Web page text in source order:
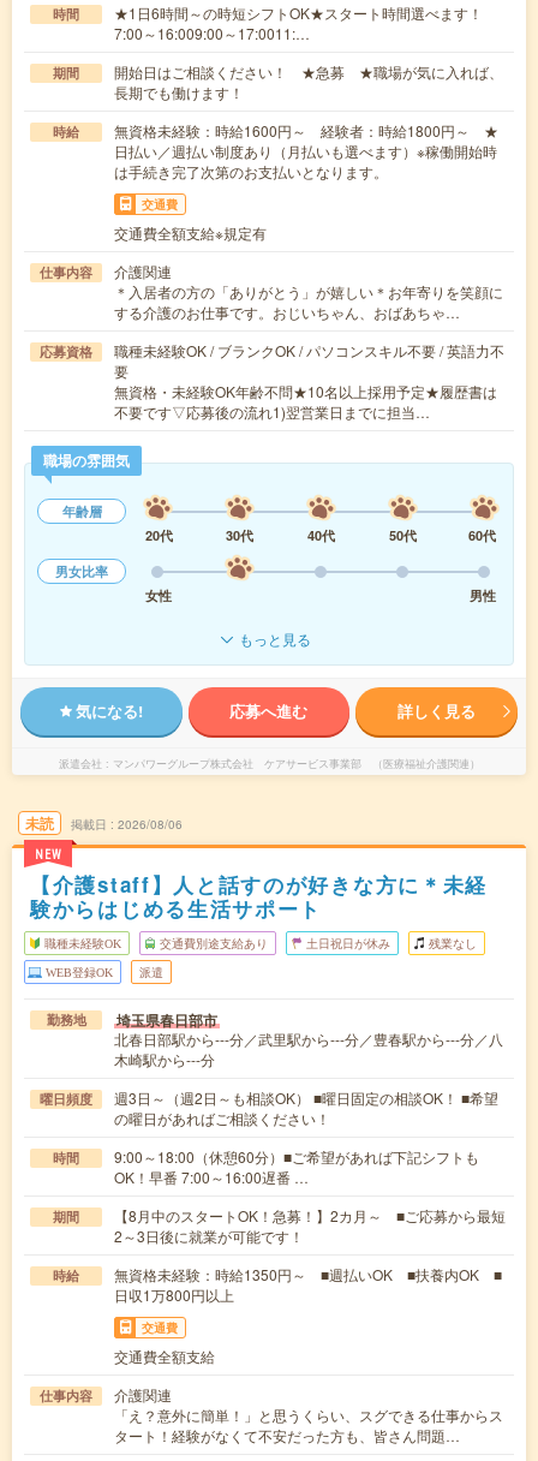
時間
★1日6時間～の時短シフトOK★スタート時間選べます！
7:00～16:009:00～17:0011:…
期間
開始日はご相談ください！ ★急募 ★職場が気に入れば、
長期でも働けます！
時給
無資格未経験：時給1600円～ 経験者：時給1800円～ ★
日払い／週払い制度あり（月払いも選べます）※稼働開始時
は手続き完了次第のお支払いとなります。
交通費
交通費全額支給※規定有
仕事内容
介護関連
＊入居者の方の「ありがとう」が嬉しい＊お年寄りを笑顔に
する介護のお仕事です。おじいちゃん、おばあちゃ…
応募資格
職種未経験OK / ブランクOK / パソコンスキル不要 / 英語力不
要
無資格・未経験OK年齢不問★10名以上採用予定★履歴書は
不要です▽応募後の流れ1)翌営業日までに担当…
職場の雰囲気
年齢層
20代
30代 40代 50代
60代
男女比率
女性
男性
もっと見る
気になる! 応募へ進む 詳しく見る
派遣会社 マンパワーグループ株式会社 ケアサービス事業部 （医療福祉介護関連）
未読
NEW
掲載日 2026/08/06
【介護staff】人と話すのが好きな方に＊未経
験からはじめる生活サポート
職種未経験OK 交通費別途支給あり 土日祝日が休み 残業なし
WEB登録OK 派遣
勤務地 埼玉県春日部市
北春日部駅から---分／武里駅から---分／豊春駅から---分／八
木崎駅から---分
曜日頻度
週3日～（週2日～も相談OK） ■曜日固定の相談OK！ ■希望
の曜日があればご相談ください！
時間
9:00～18:00（休憩60分）■ご希望があれば下記シフトも
OK！早番 7:00～16:00遅番 …
期間
【8月中のスタートOK！急募！】2カ月～ ■ご応募から最短
2～3日後に就業が可能です！
時給
無資格未経験：時給1350円～ ■週払いOK ■扶養内OK ■
日収1万800円以上
交通費
交通費全額支給
仕事内容
介護関連
「え？意外に簡単！」と思うくらい、スグできる仕事からス
タート！経験がなくて不安だった方も、皆さん問題…